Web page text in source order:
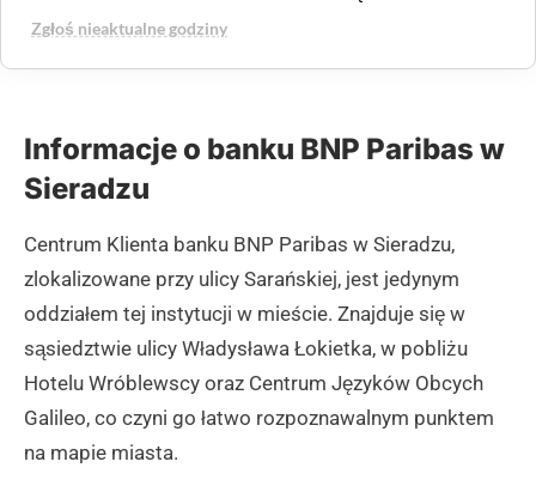
Zgłoś nieaktualne godziny
Informacje o banku BNP Paribas w
Sieradzu
Centrum Klienta banku BNP Paribas w Sieradzu,
zlokalizowane przy ulicy Sarańskiej, jest jedynym
oddziałem tej instytucji w mieście. Znajduje się w
sąsiedztwie ulicy Władysława Łokietka, w pobliżu
Hotelu Wróblewscy oraz Centrum Języków Obcych
Galileo, co czyni go łatwo rozpoznawalnym punktem
na mapie miasta.